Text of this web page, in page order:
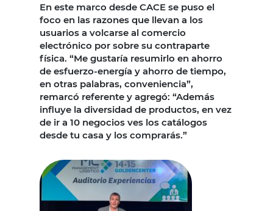
En este marco desde CACE se puso el
foco en las razones que llevan a los
usuarios a volcarse al comercio
electrónico por sobre su contraparte
física. “Me gustaría resumirlo en ahorro
de esfuerzo-energía y ahorro de tiempo,
en otras palabras, conveniencia”,
remarcó referente y agregó: “Además
influye la diversidad de productos, en vez
de ir a 10 negocios ves los catálogos
desde tu casa y los comprarás.”